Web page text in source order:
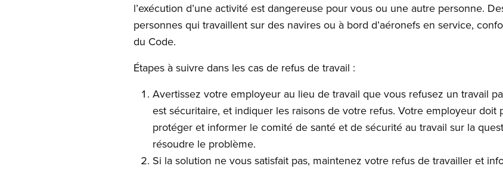
l’exécution d’une activité est dangereuse pour vous ou une autre personne.
personnes qui travaillent sur des navires ou à bord d’aéronefs en service,
du Code.
Étapes à suivre dans les cas de refus de travail :
Avertissez votre employeur au lieu de travail que vous refusez un travail
est sécuritaire, et indiquer les raisons de votre refus. Votre employeur doit
protéger et informer le comité de santé et de sécurité au travail sur la
résoudre le problème.
Si la solution ne vous satisfait pas, maintenez votre refus de travailler et